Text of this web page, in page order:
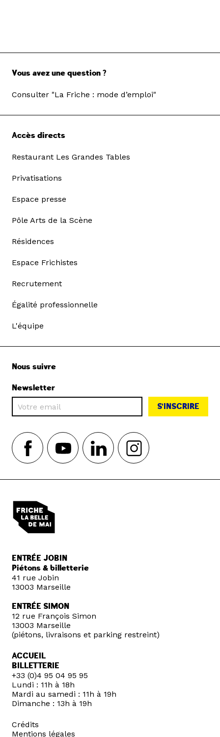
Vous avez une question ?
Consulter "La Friche : mode d’emploi"
Accès directs
Restaurant Les Grandes Tables
Privatisations
Espace presse
Pôle Arts de la Scène
Résidences
Espace Frichistes
Recrutement
Égalité professionnelle
L'équipe
Nous suivre
Newsletter
S'INSCRIRE
ENTRÉE JOBIN
Piétons & billetterie
41 rue Jobin
13003 Marseille
ENTRÉE SIMON
12 rue François Simon
13003 Marseille
(piétons, livraisons et parking restreint)
ACCUEIL
BILLETTERIE
+33 (0)4 95 04 95 95
Lundi : 11h à 18h
Mardi au samedi : 11h à 19h
Dimanche : 13h à 19h
Crédits
Mentions légales